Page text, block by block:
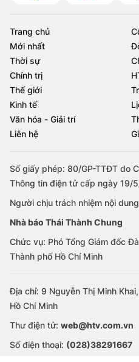
Trang chủ
Mới nhất
Thời sự
Chính trị
Thế giới
Kinh tế
Văn hóa - Giải trí
Liên hệ
Số giấy phép: 80/GP-TTĐT do
Thông tin điện tử cấp ngày 19/
Người chịu trách nhiệm nội
Nhà báo Thái Thành Chung
Chức vụ: Phó Tổng Giám đốc
Thành phố Hồ Chí Minh
Địa chỉ: 9 Nguyễn Thị Minh
Hồ Chí Minh
Thư điện tử: web@htv.com.vn
Số điện thoại: (028)38291667